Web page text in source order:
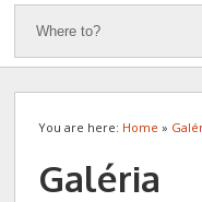
You are here: Home »
Galéria